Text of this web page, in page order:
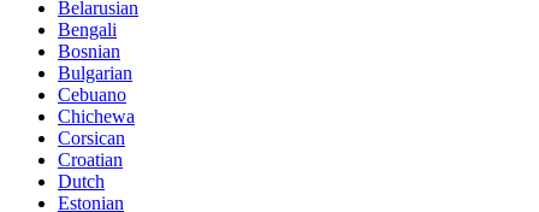
Belarusian
Bengali
Bosnian
Bulgarian
Cebuano
Chichewa
Corsican
Croatian
Dutch
Estonian